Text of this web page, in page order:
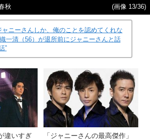
秋 (画像 13/36)
ャニーさんしか、俺のことを認めてくれな
清（56）が退所前にジャニーさんと話
”
違いすぎ
「ジャニーさんの最高傑作」